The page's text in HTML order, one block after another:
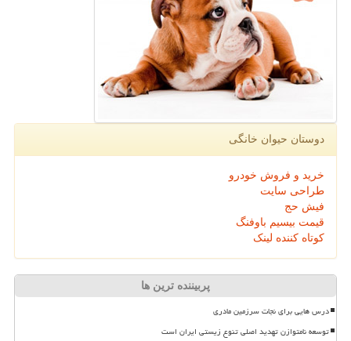
دوستان حیوان خانگی
خرید و فروش خودرو
طراحی سایت
فیش حج
قیمت بیسیم باوفنگ
کوتاه کننده لینک
پربیننده ترین ها
درس هایی برای نجات سرزمین مادری
توسعه نامتوازن تهدید اصلی تنوع زیستی ایران است